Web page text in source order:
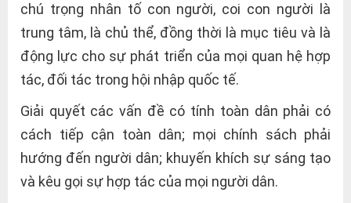
chú trọng nhân tố con người, coi con người là
trung tâm, là chủ thể, đồng thời là mục tiêu và là
động lực cho sự phát triển của mọi quan hệ hợp
tác, đối tác trong hội nhập quốc tế.
Giải quyết các vấn đề có tính toàn dân phải có
cách tiếp cận toàn dân; mọi chính sách phải
hướng đến người dân; khuyến khích sự sáng tạo
và kêu gọi sự hợp tác của mọi người dân.